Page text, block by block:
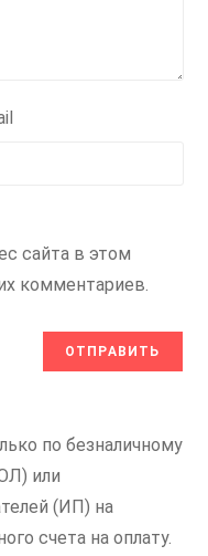
сайта в этом
комментариев.
по безналичному
или
(ИП) на
счета на оплату.